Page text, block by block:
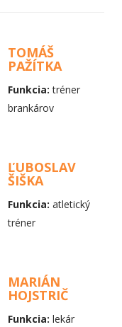
TOMÁŠ
PAŽÍTKA
Funkcia: tréner
brankárov
ĽUBOSLAV
ŠIŠKA
Funkcia: atletický
tréner
MARIÁN
HOJSTRIČ
Funkcia: lekár